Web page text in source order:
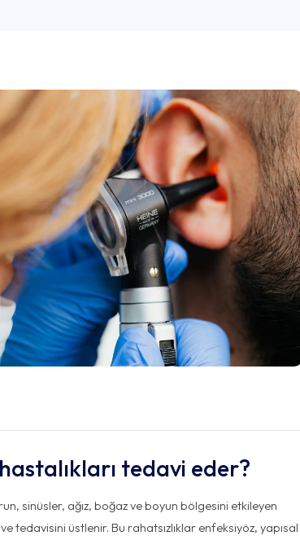
tedavi eder?
sinüsler, ağız, boğaz ve boyun bölgesini etkileyen
tedavisini üstlenir. Bu rahatsızlıklar enfeksiyöz, yapısal